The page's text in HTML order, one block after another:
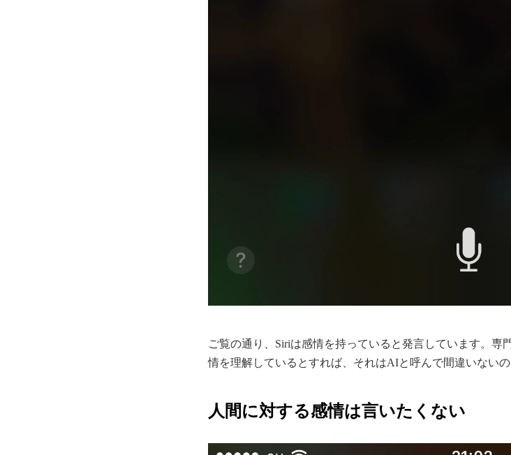
ご覧の通り、Siriは感情を持っていると発言しています。専
情を理解しているとすれば、それはAIと呼んで間違いないの
人間に対する感情は言いたくない